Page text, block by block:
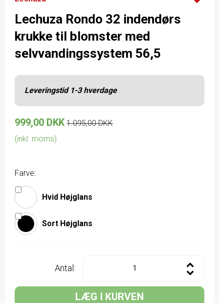
Lechuza Rondo 32 indendørs
krukke til blomster med
selvvandingssystem 56,5
Leveringstid 1-3 hverdage
999,00 DKK 1.095,00 DKK
(inkl. moms)
Farve:
Hvid Højglans
Sort Højglans
Antal:
LÆG I KURVEN